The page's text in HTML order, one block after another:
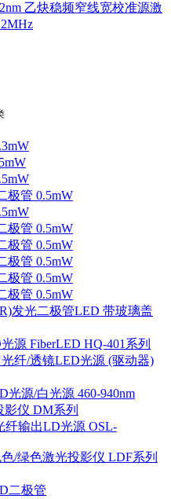
乙炔稳频窄线宽校准源激
极管 0.5mW
极管 0.5mW
极管 0.5mW
极管 0.5mW
极管 0.5mW
极管 0.5mW
发光二极管LED 带玻璃盖
源 FiberLED HQ-401系列
纤/透镜LED光源 (驱动器)
光源/白光源 460-940nm
仪 DM系列
纤输出LD光源 OSL-
/绿色激光投影仪 LDF系列
二极管